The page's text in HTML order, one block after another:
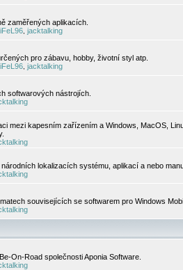
zaměřených aplikacích.
jacktalking
pro zábavu, hobby, životní styl atp.
jacktalking
softwarových nástrojích.
mezi kapesním zařízením a Windows, MacOS,
lokalizacích systému, aplikací a nebo
souvisejících se softwarem pro Windows
On-Road společnosti Aponia Software.